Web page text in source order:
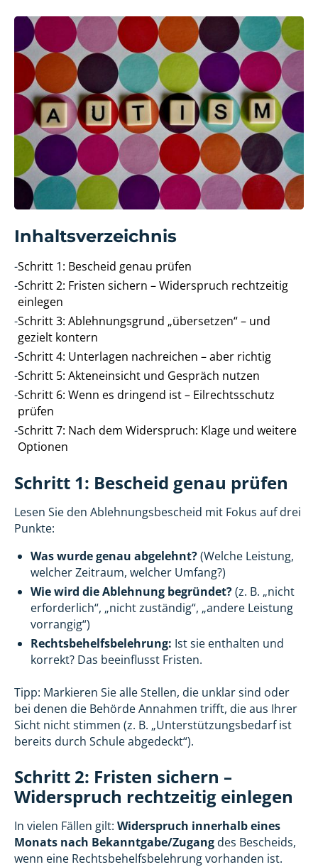
Inhaltsverzeichnis
-Schritt 1: Bescheid genau prüfen
-Schritt 2: Fristen sichern – Widerspruch rechtzeitig
einlegen
-Schritt 3: Ablehnungsgrund „übersetzen“ – und
gezielt kontern
-Schritt 4: Unterlagen nachreichen – aber richtig
-Schritt 5: Akteneinsicht und Gespräch nutzen
-Schritt 6: Wenn es dringend ist – Eilrechtsschutz
prüfen
-Schritt 7: Nach dem Widerspruch: Klage und weitere
Optionen
Schritt 1: Bescheid genau prüfen
Lesen Sie den Ablehnungsbescheid mit Fokus auf drei
Punkte:
Was wurde genau abgelehnt?(Welche Leistung,
welcher Zeitraum, welcher Umfang?)
Wie wird die Ablehnung begründet?(z. B. „nicht
erforderlich“, „nicht zuständig“, „andere Leistung
vorrangig“)
Rechtsbehelfsbelehrung: Ist sie enthalten und
korrekt? Das beeinflusst Fristen.
Tipp: Markieren Sie alle Stellen, die unklar sind oder
bei denen die Behörde Annahmen trifft, die aus Ihrer
Sicht nicht stimmen (z. B. „Unterstützungsbedarf ist
bereits durch Schule abgedeckt“).
Schritt 2: Fristen sichern –
Widerspruch rechtzeitig einlegen
In vielen Fällen gilt: Widerspruch innerhalb eines
Monats nach Bekanntgabe/Zugangdes Bescheids,
wenn eine Rechtsbehelfsbelehrung vorhanden ist.